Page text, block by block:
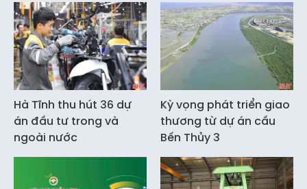
Hà Tĩnh thu hút 36 dự
án đầu tư trong và
ngoài nước
Kỳ vọng phát triển giao
thương từ dự án cầu
Bến Thủy 3